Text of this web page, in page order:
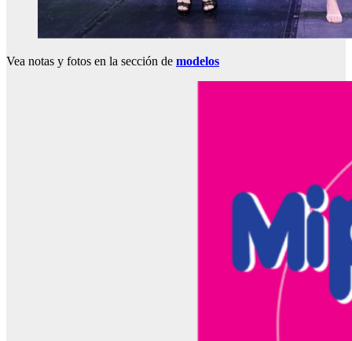
Vea notas y fotos en la sección de modelos